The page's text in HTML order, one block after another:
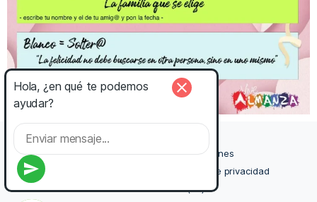
close
Hola, ¿en qué te podemos
ayudar?
send
Aviso legal
Términos y condiciones
Condiciones de contratación
Política de privacidad
Política de cookies (UE)